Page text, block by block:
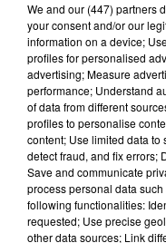
Lecture (4
100%
We and our (447) partners
your consent and/or our
information on a device;
profiles for personalised
advertising; Measure
performance; Understand
of data from different
profiles to personalise
content; Use limited data to
detect fraud, and fix errors;
Save and communicate
process personal data
following functionalities:
requested; Use precise
other data sources; Link